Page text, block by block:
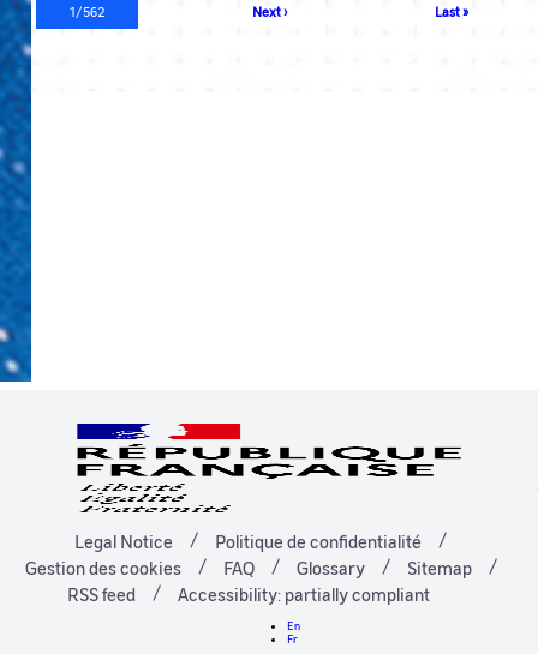
PaginationCurrent
page
1/562
Next
Next ›
Last
Last »
Legal Notice
Politique de confidentialité
Gestion des cookies
FAQ Glossary
Sitemap
RSS feed
Accessibility: partially compliant
En
Fr